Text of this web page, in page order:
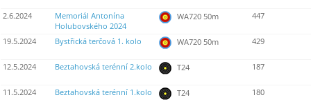
2.6.2024
Memoriál Antonína
Holubovského 2024
WA720 50m 447
19.5.2024 Bystřická terčová 1. kolo WA720 50m 429
12.5.2024 Beztahovská terénní 2.kolo T24 187
11.5.2024 Beztahovská terénní 1.kolo T24 180